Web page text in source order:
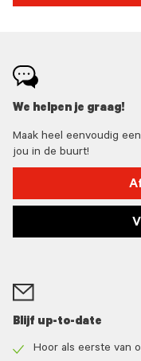
We helpen je graag!
Maak heel eenvoudig
jou in de buurt!
Blijf up-to-date
Hoor als eerste van